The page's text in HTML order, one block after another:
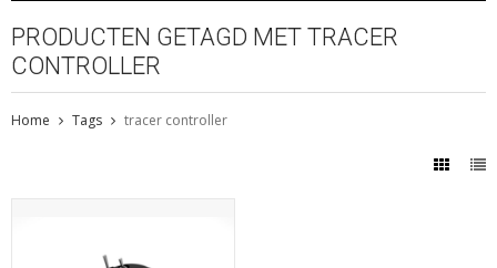
PRODUCTEN GETAGD MET TRACER
CONTROLLER
Home Tags tracer controller